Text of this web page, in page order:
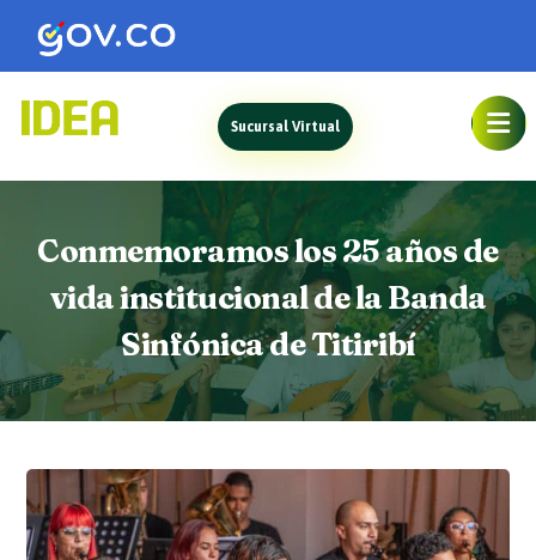
Sucursal Virtual
Conmemoramos los 25 años de
vida institucional de la Banda
Sinfónica de Titiribí